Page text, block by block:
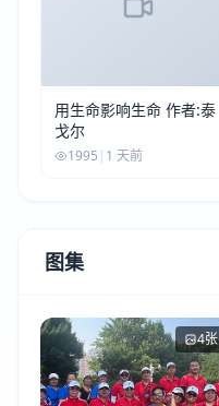
用生命影响生命 作者:泰
戈尔
1995 | 1 天前
图集
4张